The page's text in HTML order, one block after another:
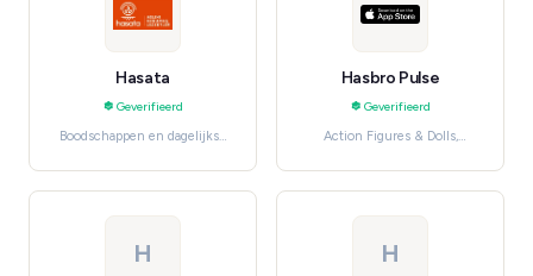
Hasata
Geverifieerd
Boodschappen en dagelijkse
Staples
Hasbro Pulse
Geverifieerd
Action Figures & Dolls,
H H